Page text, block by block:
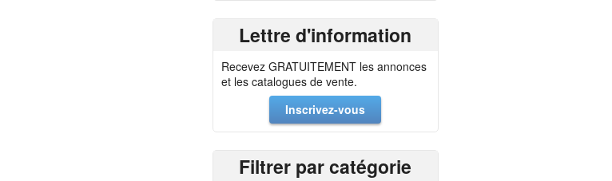
Lettre d'information
Recevez GRATUITEMENT les annonces
et les catalogues de vente.
Inscrivez-vous
Filtrer par catégorie